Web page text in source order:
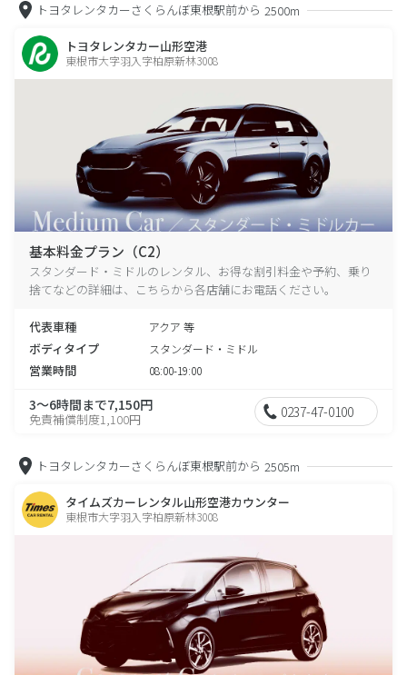
トヨタレンタカーさくらんぼ東根駅前から 2500m
トヨタレンタカー山形空港
東根市大字羽入字柏原新林3008
基本料金プラン（C2）
スタンダード・ミドルのレンタル、お得な割引料金や予約、乗り
捨てなどの詳細は、こちらから各店舗にお電話ください。
代表車種 アクア 等
ボディタイプ スタンダード・ミドル
営業時間 08:00-19:00
3～6時間まで7,150円
免責補償制度1,100円 0237-47-0100
トヨタレンタカーさくらんぼ東根駅前から 2505m
タイムズカーレンタル山形空港カウンター
東根市大字羽入字柏原新林3008